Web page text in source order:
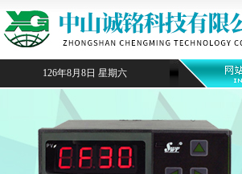
126年8月8日 星期六